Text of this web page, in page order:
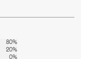
80%
20%
0%